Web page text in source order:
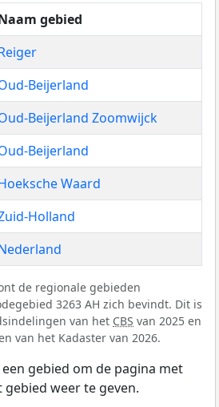
gebied
Beijerland
Beijerland Zoomwijck
Beijerland
Waard
Holland
de regionale gebieden
3263 AH zich bevindt. Dit is
van het CBS van 2025 en
van het Kadaster van 2026.
gebied om de pagina met
weer te geven.